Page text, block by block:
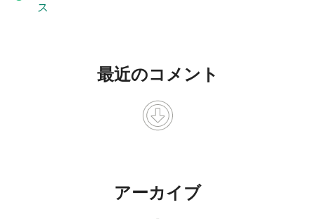
ス
最近のコメント
アーカイブ